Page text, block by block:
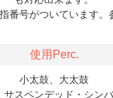
番号がついています。
使用Perc.
小太鼓、大太鼓
サスペンデッド・シン